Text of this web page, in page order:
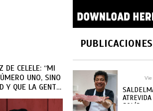
DE CELELE: “MI
UNO, SINO
Y QUE LA GENTE
SEA FELIZ”
Vie
SOLÍS